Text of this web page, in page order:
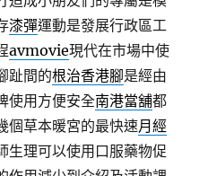
漆彈運動是發展行政區工
avmovie現代在市場中使
趾間的根治香港腳是經由
使用方便安全南港當舖都
個草本暖宮的最快速月經
生理可以使用口服藥物促